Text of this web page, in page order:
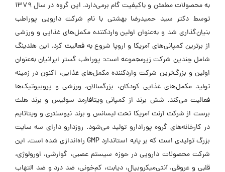
به محصولات مطمئن و باکیفیت گام برمی‌دارد. این گروه در سال ۱۳۷۹
توسط دکتر سید حمیدرضا بهشتی با نام شرکت دارویی پوراطب
بنیان‌گذاری شد و به‌عنوان اولین واردکننده مکمل‌های غذایی و ورزشی
از برترین کمپانی‌های آمریکا و اروپا شروع به فعالیت کرد. این هلدینگ
شامل چندین شرکت زیرمجموعه است: پوراطب گستر ایرانیان به‌عنوان
اولین و بزرگ‌ترین شرکت واردکننده مکمل‌های غذایی، اکنون در زمینه
تولید مکمل‌های غذایی کودکان، بزرگسالان، ورزشی و پروبیوتیک‌ها
فعالیت می‌کند. شش برند از کمپانی ویتافارمد سوئیس و برند هلث
برست از شرکت آرنت آمریکا تحت لیسانس و برند نیوسنتری و ویتاتایم
در کارخانه‌های گروه پورادارو تولید می‌شود. روزدارو دارای سه سایت
بزرگ تولیدی است که بر پایه استاندارد GMP راه‌اندازی شده است. این
شرکت محصولات دارویی در حوزه سیستم عصبی، گوارشی، اورولوژی،
قلبی و عروقی، آنتی‌میکروبیال، دیابت، کم‌خونی، ضد درد و ضد التهاب